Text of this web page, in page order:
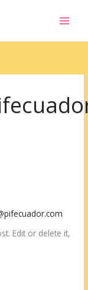
Edit or delete it,